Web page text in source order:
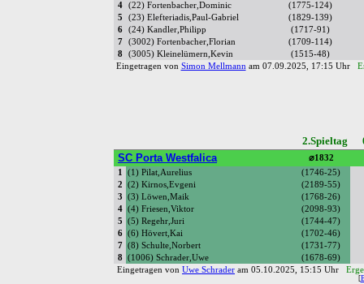
4
(22) Fortenbacher,Dominic
(1775-124)
5
(23) Elefteriadis,Paul-Gabriel
(1829-139)
6
(24) Kandler,Philipp
(1717-91)
7
(3002) Fortenbacher,Florian
(1709-114)
8
(3005) Kleinelümern,Kevin
(1515-48)
Eingetragen von Simon Mellmannam 07.09.2025, 17:15 Uhr
2.Spieltag
SC Porta Westfalica
⌀1832
1
(1) Pilat,Aurelius
(1746-25)
2
(2) Kirnos,Evgeni
(2189-55)
3
(3) Löwen,Maik
(1768-26)
4 (4) Friesen,Viktor
(2098-93)
5
(5) Regehr,Juri
(1744-47)
6 (6) Hövert,Kai
(1702-46)
7
(8) Schulte,Norbert
(1731-77)
8 (1006) Schrader,Uwe
(1678-69)
Eingetragen von Uwe Schrader am 05.10.2025, 15:15 Uhr
[